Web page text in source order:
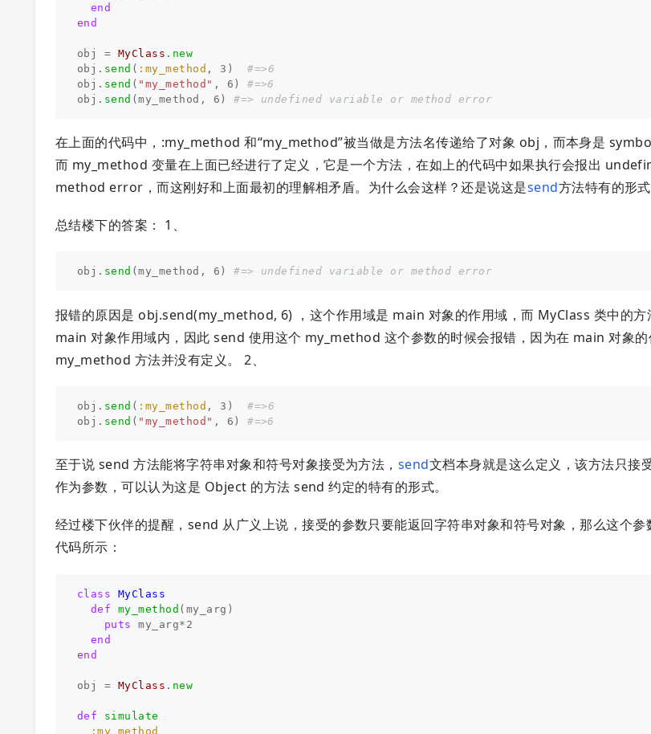
end
end
obj = MyClass . new
obj . send ( :my_method , 3 )
#=>6
obj . send ( "my_method" , 6 )
#=>6
obj . send (my_method , 6 ) #=> undefined variable or method error
在上面的代码中，:my_method 和“my_method”被当做是方法名传递给了对象 obj，而本身是
而 my_method 变量在上面已经进行了定义，它是一个方法，在如上的代码中如果执行会报出
method error，而这刚好和上面最初的理解相矛盾。为什么会这样？还是说这是send方法特有的形式
总结楼下的答案： 1、
obj . send (my_method , 6 ) #=> undefined variable or method error
报错的原因是 obj.send(my_method, 6) ，这个作用域是 main 对象的作用域，而 MyClass 类中的
main 对象作用域内，因此 send 使用这个 my_method 这个参数的时候会报错，因为在 main 对象的
my_method 方法并没有定义。 2、
obj . send ( :my_method , 3 )
#=>6
obj . send ( "my_method" , 6 ) #=>6
至于说 send 方法能将字符串对象和符号对象接受为方法， send文档本身就是这么定义，该方法只接
作为参数，可以认为这是 Object 的方法 send 约定的特有的形式。
经过楼下伙伴的提醒，send 从广义上说，接受的参数只要能返回字符串对象和符号对象，那么这个参
代码所示：
class
MyClass
def
my_method ( my_arg )
puts
my_arg* 2
end
end
obj = MyClass . new
def
simulate
:my_method